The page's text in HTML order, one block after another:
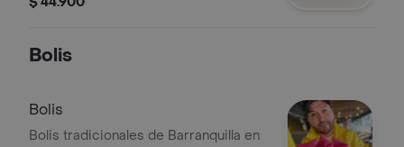
Bolis
Bolis
Bolis tradicionales de Barranquilla en